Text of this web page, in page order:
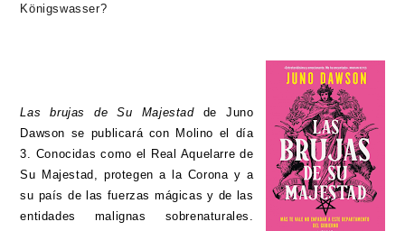
Königswasser?
Las brujas de Su Majestadde Juno
Dawson se publicará con Molino el día
3. Conocidas como el Real Aquelarre de
Su Majestad, protegen a la Corona y a
su país de las fuerzas mágicas y de las
entidades malignas sobrenaturales.